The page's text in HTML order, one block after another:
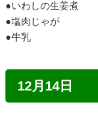
●いわしの生姜煮
●塩肉じゃが
●牛乳
12月14日